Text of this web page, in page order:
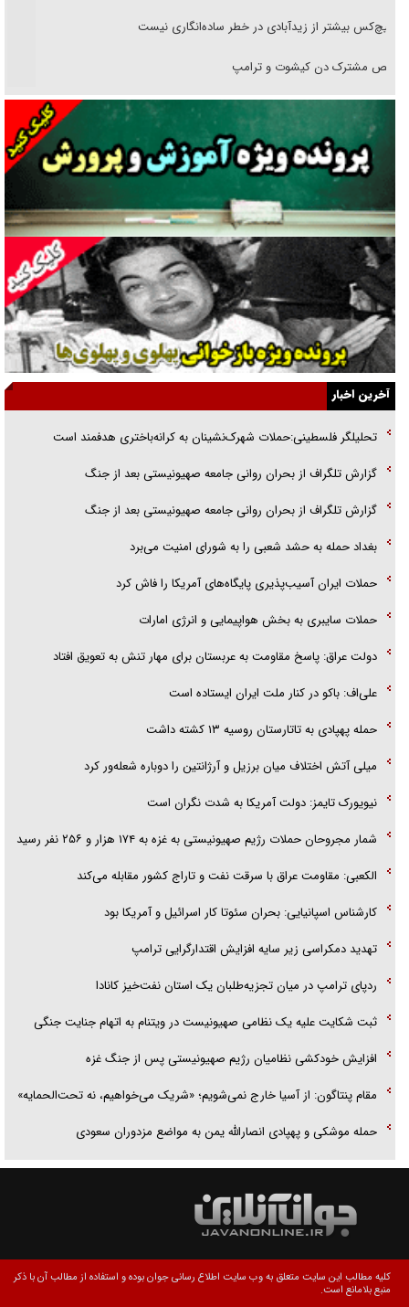
هیچ‌کس بیشتر از زیدآبادی در خطر ساده‌انگاری نیست
رقص مشترک دن کیشوت و ترامپ
دنده دولت به واگذاری مسئله‌دار ایران‌خودرو/ خصوصی‌سازی یا انحصار؟
غریزه‌ی بقا و آقای باقی و رفقا
جراحی‌های زیبایی با مدرک فوق‌دیپلم! + گفت‌وگو با متهم
گفت‌وگو با همسر یکی از شهدای جنگ رمضان/ پیکر بی‌سر شهید را از
انگشت‌های پا شناسایی کردیم
نسلی که آنلاین الگو می‌گیرد
گفت‌وگو با آیت‌الله جاودان/ جفای مخالفان مکانت معنوی رهبر شهید را
ارتقا می‌داد
راننده مست به قانون می‌خندد
همه آقای دوربینی شده‌ایم!
قصه ناتمام سرویس مدارس
آیا مقاومت فلسطین خلع‌سلاح می‌شود؟
آخرین اخبار
تحلیلگر فلسطینی:حملات شهرک‌نشینان به کرانه‌باختری هدفمند است
گزارش تلگراف از بحران روانی جامعه صهیونیستی بعد از جنگ
گزارش تلگراف از بحران روانی جامعه صهیونیستی بعد از جنگ
بغداد حمله به حشد شعبی را به شورای امنیت می‌برد
حملات ایران آسیب‌پذیری پایگاه‌های آمریکا را فاش کرد
حملات سایبری به بخش هواپیمایی و انرژی امارات
دولت عراق: پاسخ مقاومت به عربستان برای مهار تنش به تعویق افتاد
علی‌اف: باکو در کنار ملت ایران ایستاده است
حمله پهپادی به تاتارستان روسیه ۱۳ کشته داشت
میلی آتش اختلاف میان برزیل و آرژانتین را دوباره شعله‌ور کرد
نیویورک تایمز: دولت آمریکا به شدت نگران است
شمار مجروحان حملات رژیم صهیونیستی به غزه به ۱۷۴ هزار و ۲۵۶ نفر رسید
الکعبی: مقاومت عراق با سرقت نفت و تاراج کشور مقابله می‌کند
کارشناس اسپانیایی: بحران سئوتا کار اسرائیل و آمریکا بود
تهدید دمکراسی زیر سایه افزایش اقتدارگرایی ترامپ
ردپای ترامپ در میان تجزیه‌طلبان یک استان نفت‌خیز کانادا
ثبت شکایت علیه یک نظامی صهیونیست در ویتنام به اتهام جنایت جنگی
افزایش خودکشی نظامیان رژیم صهیونیستی پس از جنگ غزه
مقام پنتاگون: از آسیا خارج نمی‌شویم؛ «شریک می‌خواهیم، نه تحت‌الحمایه»
حمله موشکی و پهپادی انصارالله یمن به مواضع مزدوران سعودی
کلیه مطالب این سایت متعلق به وب سایت اطلاع رسانی جوان بوده و استفاده از مطالب آن با ذکر
منبع بلامانع است.